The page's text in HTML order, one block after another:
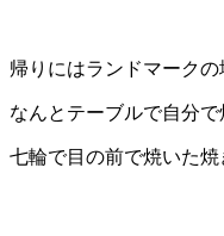
帰りにはランドマークの
なんとテーブルで自分で
七輪で目の前で焼いた焼